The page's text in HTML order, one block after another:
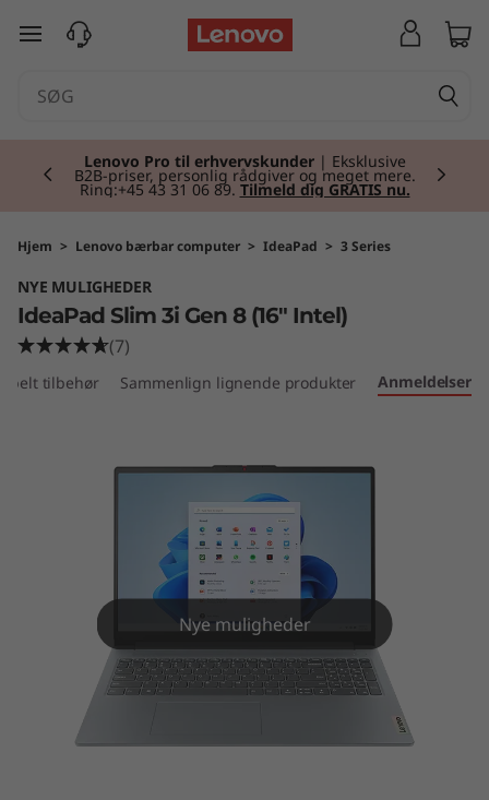
a
d
S
spring til hovedindhold
Lenovo Pro til erhvervskunder| Eksklusive
B2B-priser, personlig rådgiver og meget mere.
Ring:+45 43 31 06 89. Tilmeld dig GRATIS nu.
Currently displaying item 2 of 2
Hjem > Lenovo bærbar computer > IdeaPad > 3 Series
NYE MULIGHEDER
IdeaPad Slim 3i Gen 8 (16" Intel)
(7)
tilbehør Sammenlign lignende produkter Anmeldelser
Nye muligheder